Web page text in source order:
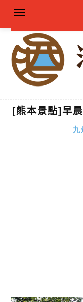
[熊本景點]早
九